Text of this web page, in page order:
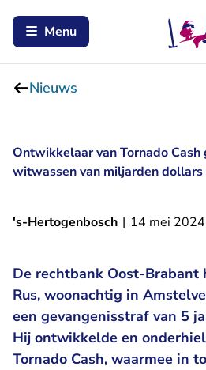
Menu
Nieuws
Ontwikkelaar van Tornado Cash
witwassen van miljarden
's-Hertogenbosch | 14 mei 2024
De rechtbank Oost-Brabant
Rus, woonachtig in
een gevangenisstraf van 5
Hij ontwikkelde en
Tornado Cash, waarmee in